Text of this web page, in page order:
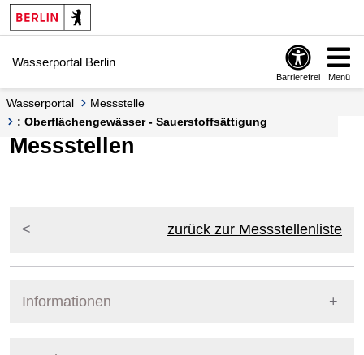
Springe zur Navigation
Springe zum Inhalt
Wasserportal Berlin
Barrierefrei Menü
Wasserportal
Messstelle
: Oberflächengewässer - Sauerstoffsättigung
Messstellen
zurück zur Messstellenliste
Informationen